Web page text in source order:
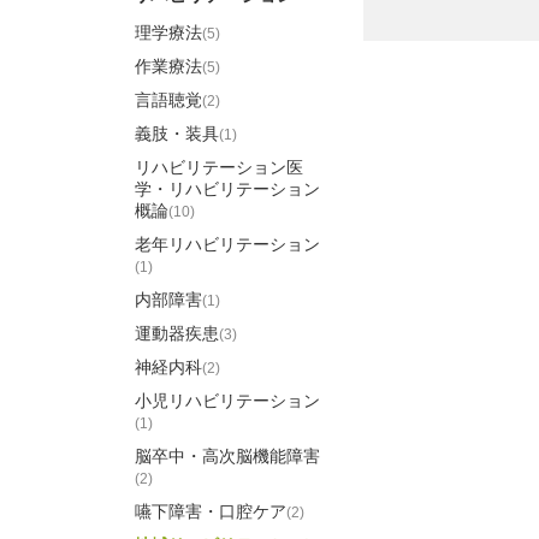
理学療法(5)
作業療法(5)
言語聴覚(2)
義肢・装具(1)
リハビリテーション医
学・リハビリテーション
概論(10)
老年リハビリテーション
(1)
内部障害(1)
運動器疾患(3)
神経内科(2)
小児リハビリテーション
(1)
脳卒中・高次脳機能障害
(2)
嚥下障害・口腔ケア(2)